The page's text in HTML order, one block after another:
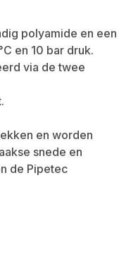
polyamide en een
en 10 bar druk.
via de twee
en worden
snede en
de Pipetec